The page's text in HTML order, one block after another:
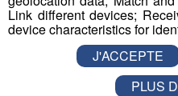
Inscription par
participer aux 2 tirages au
Appelez le standard au
Link different devices;
device characteristics for
J'ACCEPTE
PLUS